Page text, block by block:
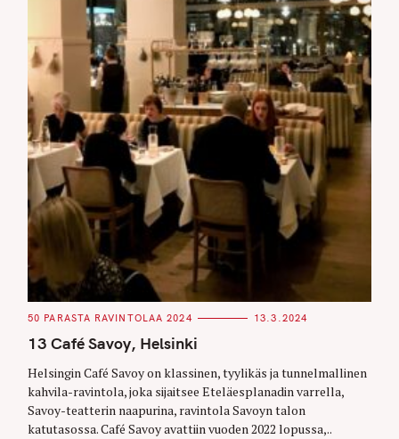
C
T
E
O
R
I
S
50 PARASTA RAVINTOLAA 2024 13.3.2024
13 Café Savoy, Helsinki
Helsingin Café Savoy on klassinen, tyylikäs ja tunnelmallinen
kahvila-ravintola, joka sijaitsee Eteläesplanadin varrella,
Savoy-teatterin naapurina, ravintola Savoyn talon
katutasossa. Café Savoy avattiin vuoden 2022 lopussa,..